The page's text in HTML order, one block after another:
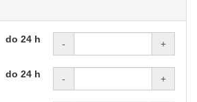
do 24 h - +
do 24 h - +